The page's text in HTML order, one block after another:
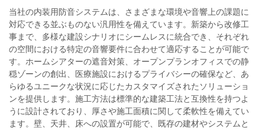
当社の内装用防音システムは、さまざまな環境や音響上の課題に
対応できる並ぶものない汎用性を備えています。新築から改修工
事まで、多様な建設シナリオにシームレスに統合でき、それぞれ
の空間における特定の音響要件に合わせて適応することが可能で
す。ホームシアターの遮音対策、オープンプランオフィスでの静
穏ゾーンの創出、医療施設におけるプライバシーの確保など、あ
らゆるユニークな状況に応じたカスタマイズされたソリューショ
ンを提供します。施工方法は標準的な建築工法と互換性を持つよ
うに設計されており、厚さや施工面積に関して柔軟性を備えてい
ます。壁、天井、床への設置が可能で、既存の建材やシステムと